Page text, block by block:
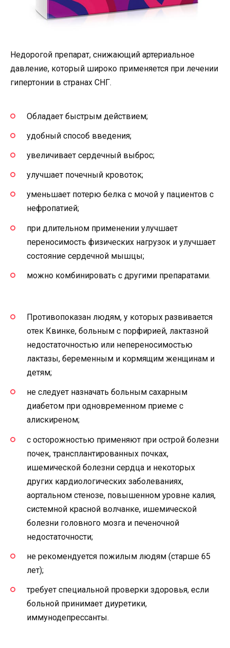
Недорогой препарат, снижающий артериальное
давление, который широко применяется при лечении
гипертонии в странах СНГ.
Обладает быстрым действием;
удобный способ введения;
увеличивает сердечный выброс;
улучшает почечный кровоток;
уменьшает потерю белка с мочой у пациентов с
нефропатией;
при длительном применении улучшает
переносимость физических нагрузок и улучшает
состояние сердечной мышцы;
можно комбинировать с другими препаратами.
Противопоказан людям, у которых развивается
отек Квинке, больным с порфирией, лактазной
недостаточностью или непереносимостью
лактазы, беременным и кормящим женщинам и
детям;
не следует назначать больным сахарным
диабетом при одновременном приеме с
алискиреном;
с осторожностью применяют при острой болезни
почек, трансплантированных почках,
ишемической болезни сердца и некоторых
других кардиологических заболеваниях,
аортальном стенозе, повышенном уровне калия,
системной красной волчанке, ишемической
болезни головного мозга и печеночной
недостаточности;
не рекомендуется пожилым людям (старше 65
лет);
требует специальной проверки здоровья, если
больной принимает диуретики,
иммунодепрессанты.